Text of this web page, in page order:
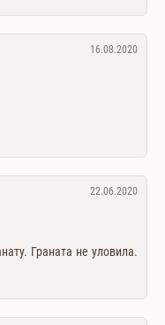
16.08.2020
22.06.2020
Граната не уловила.